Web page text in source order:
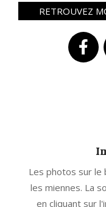
RETROUVEZ
Les photos sur le
les miennes. La
en cliquant sur